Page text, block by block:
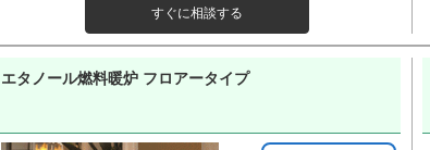
すぐに相談する
エタノール燃料暖炉 フロアータイプ